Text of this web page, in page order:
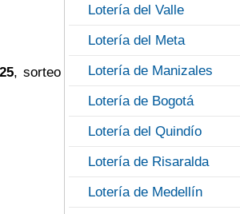
, sorteo
Lotería del Valle
Lotería del Meta
Lotería de Manizales
Lotería de Bogotá
Lotería del Quindío
Lotería de Risaralda
Lotería de Medellín